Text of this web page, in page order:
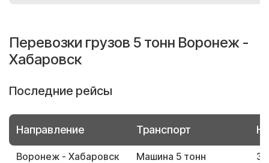
Перевозки грузов 5 тонн Воронеж -
Хабаровск
Последние рейсы
Направление Транспорт
Воронеж - Хабаровск Машина 5 тонн